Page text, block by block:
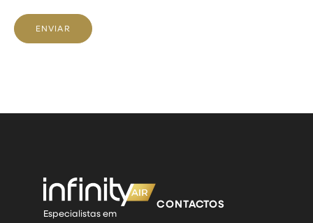
ENVIAR
Especialistas em
CONTACTOS